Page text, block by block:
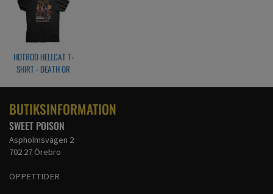
HOTROD HELLCAT T-
SHIRT - DEATH OR
BUTIKSINFORMATION
SWEET POISON
Aspholmsvägen 2
702 27 Örebro
ÖPPETTIDER